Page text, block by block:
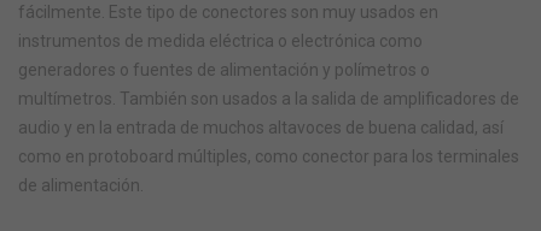
fácilmente. Este tipo de conectores son muy usados en
instrumentos de medida eléctrica o electrónica como
generadores o fuentes de alimentación y polímetros o
multímetros. También son usados a la salida de amplificadores de
audio y en la entrada de muchos altavoces de buena calidad, así
como en protoboard múltiples, como conector para los terminales
de alimentación.